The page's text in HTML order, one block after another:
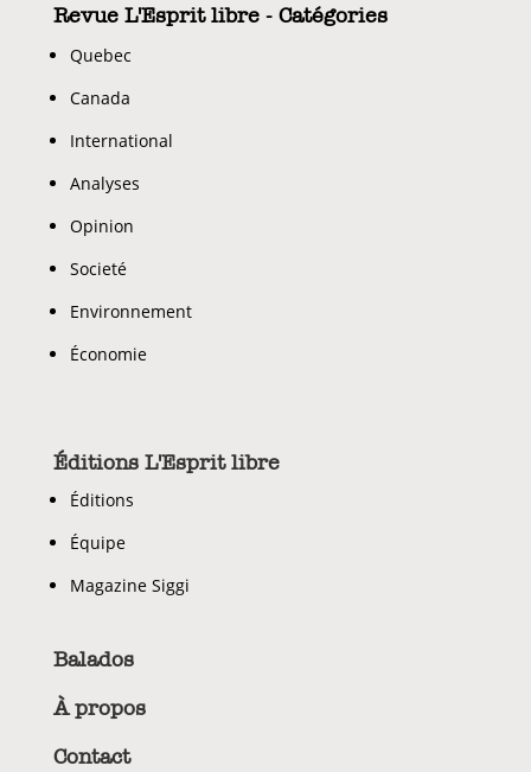
Revue L'Esprit libre - Catégories
Quebec
Canada
International
Analyses
Opinion
Societé
Environnement
Économie
Éditions L'Esprit libre
Éditions
Équipe
Magazine Siggi
Balados
À propos
Contact